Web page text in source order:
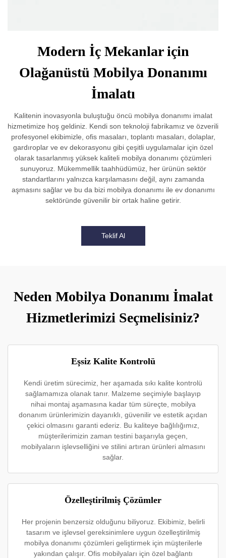
Modern İç Mekanlar için
Olağanüstü Mobilya Donanımı
İmalatı
Kalitenin inovasyonla buluştuğu öncü mobilya donanımı imalat
hizmetimize hoş geldiniz. Kendi son teknoloji fabrikamız ve özverili
profesyonel ekibimizle, ofis masaları, toplantı masaları, dolaplar,
gardıroplar ve ev dekorasyonu gibi çeşitli uygulamalar için özel
olarak tasarlanmış yüksek kaliteli mobilya donanımı çözümleri
sunuyoruz. Mükemmellik taahhüdümüz, her ürünün sektör
standartlarını yalnızca karşılamasını değil, aynı zamanda
aşmasını sağlar ve bu da bizi mobilya donanımı ile ev donanımı
sektöründe güvenilir bir ortak haline getirir.
Teklif Al
Neden Mobilya Donanımı İmalat
Hizmetlerimizi Seçmelisiniz?
Eşsiz Kalite Kontrolü
Kendi üretim sürecimiz, her aşamada sıkı kalite kontrolü
sağlamamıza olanak tanır. Malzeme seçimiyle başlayıp
nihai montaj aşamasına kadar tüm süreçte, mobilya
donanım ürünlerimizin dayanıklı, güvenilir ve estetik açıdan
çekici olmasını garanti ederiz. Bu kaliteye bağlılığımız,
müşterilerimizin zaman testini başarıyla geçen,
mobilyaların işlevselliğini ve stilini artıran ürünleri almasını
sağlar.
Özelleştirilmiş Çözümler
Her projenin benzersiz olduğunu biliyoruz. Ekibimiz, belirli
tasarım ve işlevsel gereksinimlere uygun özelleştirilmiş
mobilya donanımı çözümleri geliştirmek için müşterilerle
yakından çalışır. Ofis mobilyaları için özel bağlantı